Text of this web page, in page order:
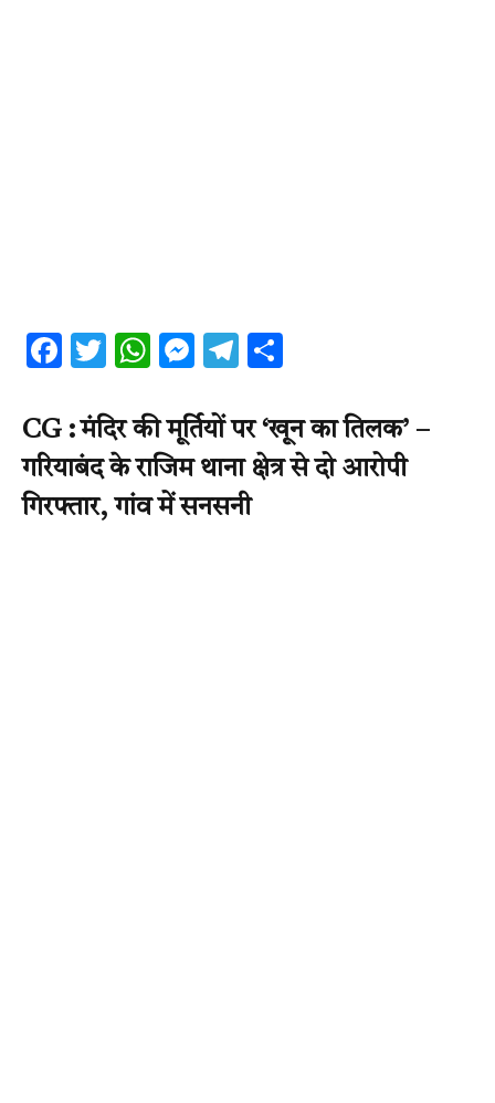
Facebook
Twitter
WhatsApp
Messenger
Telegram
CG : मंदिर की मूर्तियों पर ‘खून का तिलक’ –
गरियाबंद के राजिम थाना क्षेत्र से दो आरोपी
गिरफ्तार, गांव में सनसनी